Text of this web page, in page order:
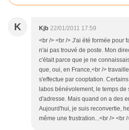
K Kjb 22/01/2011 17:59
<br /> <br /> J'ai été formée pour
n'ai pas trouvé de poste. Mon
c'était parce que je ne
que, oui, en France,<br />
s'effectue par cooptation.
labos bénévolement, le temps de
d'adresse. Mais quand on a des
Aujourd'hui, je suis reconvertie,
même une frustration...<br /> <br /